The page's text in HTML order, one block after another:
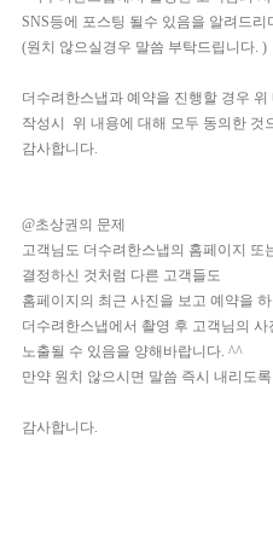
SNS등에 포스팅 될수 있음을 알려드
(원치 않으실경우 말씀 부탁드립니다. )
더수려한스냅과 예약을 진행할 경우
작성시 위 내용에 대해 모두 동의한 것
감사합니다.
@초상권의 문제
고객님도 더수려한스냅의 홈페이지 또
결정하신 것처럼 다른 고객들도
홈페이지의 최근 사진을 보고 예약을
더수려한스냅에서 촬영 후 고객님의
노출될 수 있음을 양해바랍니다. ^^
만약 원치 않으시면 말씀 즉시 내리도
감사합니다.